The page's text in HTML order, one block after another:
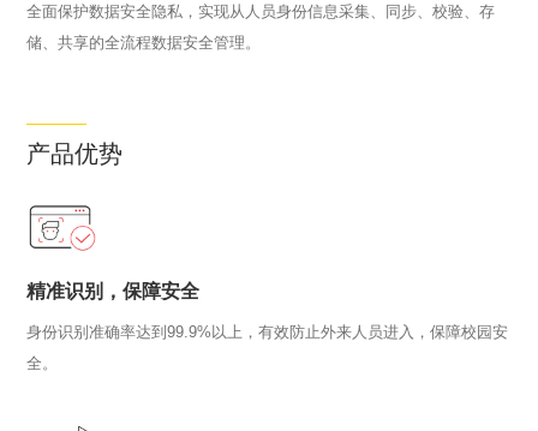
全面保护数据安全隐私，实现从人员身份信息采集、同步、校验、存
储、共享的全流程数据安全管理。
产品优势
精准识别，保障安全
身份识别准确率达到99.9%以上，有效防止外来人员进入，保障校园安
全。